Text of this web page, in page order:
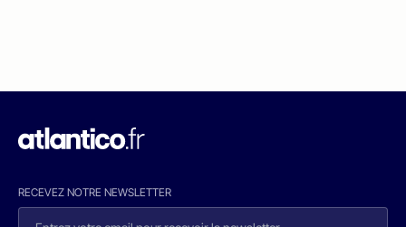
RECEVEZ NOTRE NEWSLETTER